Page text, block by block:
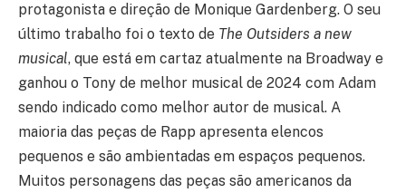
protagonista e direção de Monique Gardenberg. O seu
último trabalho foi o texto de The Outsiders a new
musical, que está em cartaz atualmente na Broadway e
ganhou o Tony de melhor musical de 2024 com Adam
sendo indicado como melhor autor de musical. A
maioria das peças de Rapp apresenta elencos
pequenos e são ambientadas em espaços pequenos.
Muitos personagens das peças são americanos da